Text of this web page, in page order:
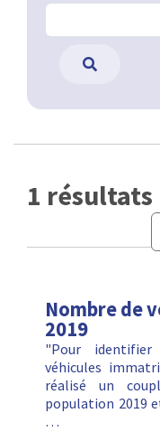
1 résultats
Nombre de
2019
"Pour
véhicules
réalisé un
population 2019
…